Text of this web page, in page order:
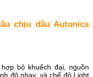
chịu dầu Autonics
bộ khuếch đại, nguồn
độ nhạy, và chế độ Light